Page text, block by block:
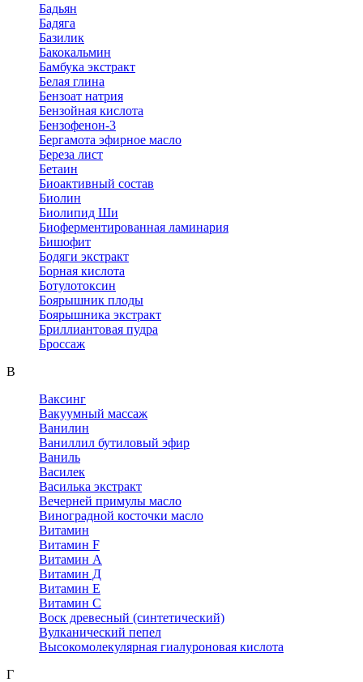
Бадьян
Бадяга
Базилик
Бакокальмин
Бамбука экстракт
Белая глина
Бензоат натрия
Бензойная кислота
Бензофенон-3
Бергамота эфирное масло
Береза лист
Бетаин
Биоактивный состав
Биолин
Биолипид Ши
Биоферментированная ламинария
Бишофит
Бодяги экстракт
Борная кислота
Ботулотоксин
Боярышник плоды
Боярышника экстракт
Бриллиантовая пудра
Броссаж
В
Ваксинг
Вакуумный массаж
Ванилин
Ваниллил бутиловый эфир
Ваниль
Василек
Василька экстракт
Вечерней примулы масло
Виноградной косточки масло
Витамин
Витамин F
Витамин А
Витамин Д
Витамин Е
Витамин С
Воск древесный (синтетический)
Вулканический пепел
Высокомолекулярная гиалуроновая кислота
Г